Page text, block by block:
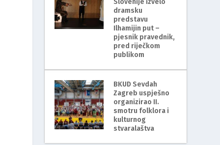
dramsku
predstavu
Ilhamijin put –
pjesnik pravednik,
pred riječkom
publikom
BKUD Sevdah
Zagreb uspješno
organizirao II.
smotru folklora i
kulturnog
stvaralaštva